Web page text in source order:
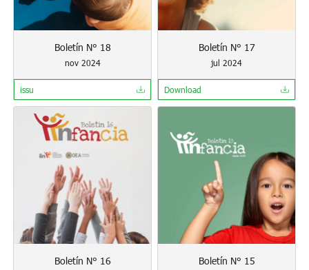
Boletín N° 18
nov 2024
issu
Boletín N° 17
jul 2024
Download
Boletín N° 16 Boletín N° 15